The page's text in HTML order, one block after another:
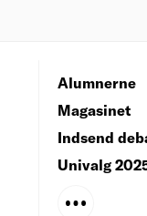
Alumnerne
Magasinet
Indsend
Univalg